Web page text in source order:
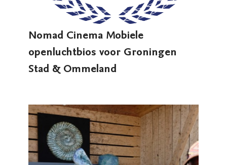
Nomad Cinema Mobiele
openluchtbios voor Groningen
Stad & Ommeland